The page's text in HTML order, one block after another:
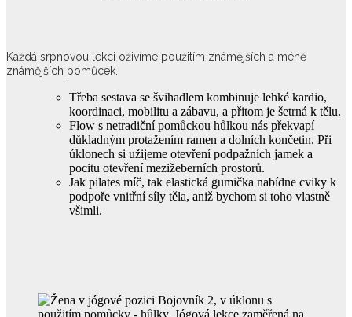
Každá srpnovou lekci oživíme použitím známějších a méně
známějších pomůcek.
Třeba sestava se švihadlem kombinuje lehké kardio,
koordinaci, mobilitu a zábavu, a přitom je šetrná k tělu.
Flow s netradiční pomůckou hůlkou nás překvapí
důkladným protažením ramen a dolních končetin. Při
úklonech si užijeme otevření podpažních jamek a
pocitu otevření mezižeberních prostorů.
Jak pilates míč, tak elastická gumička nabídne cviky k
podpoře vnitřní síly těla, aniž bychom si toho vlastně
všimli.